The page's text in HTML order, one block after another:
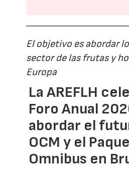
El objetivo es abordar
sector de las frutas y
Europa
La AREFLH
Foro Anual
abordar el
OCM y el
Omnibus en